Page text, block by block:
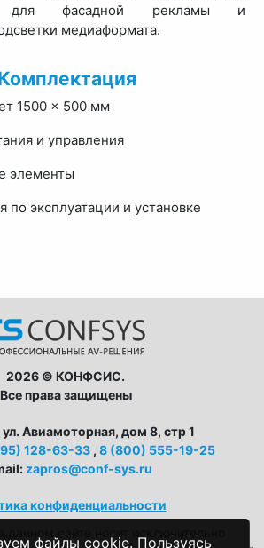
для фасадной рекламы и
медиаформата.
1500 × 500 мм
и управления
элементы
по эксплуатации и установке
2026 © КОНФСИС.
Все права защищены
Авиамоторная, дом 8, стр 1
128-63-33 , 8 (800) 555-19-25
zapros@conf-sys.ru
конфиденциальности
файлы cookie. Пользуясь